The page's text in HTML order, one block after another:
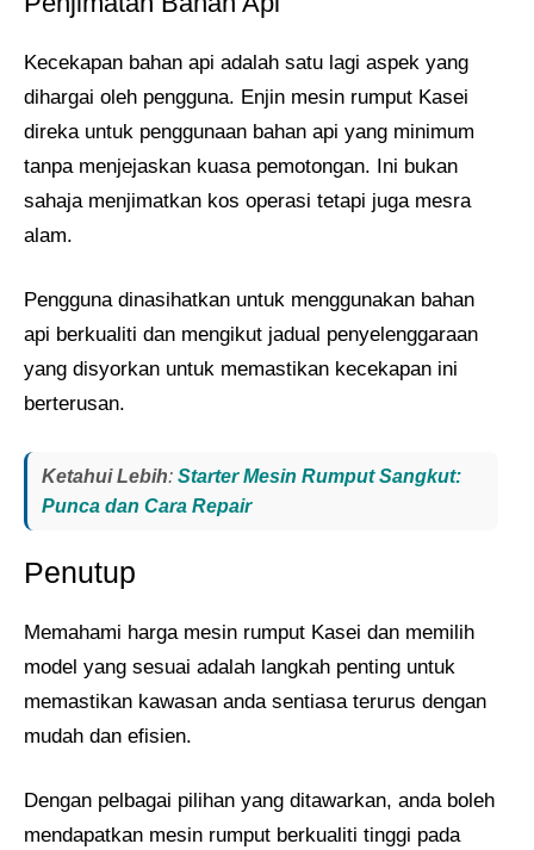
Kecekapan bahan api adalah satu lagi aspek yang
dihargai oleh pengguna. Enjin mesin rumput Kasei
direka untuk penggunaan bahan api yang minimum
tanpa menjejaskan kuasa pemotongan. Ini bukan
sahaja menjimatkan kos operasi tetapi juga mesra
alam.
Pengguna dinasihatkan untuk menggunakan bahan
api berkualiti dan mengikut jadual penyelenggaraan
yang disyorkan untuk memastikan kecekapan ini
berterusan.
Ketahui Lebih: Starter Mesin Rumput Sangkut:
Punca dan Cara Repair
Penutup
Memahami harga mesin rumput Kasei dan memilih
model yang sesuai adalah langkah penting untuk
memastikan kawasan anda sentiasa terurus dengan
mudah dan efisien.
Dengan pelbagai pilihan yang ditawarkan, anda boleh
mendapatkan mesin rumput berkualiti tinggi pada